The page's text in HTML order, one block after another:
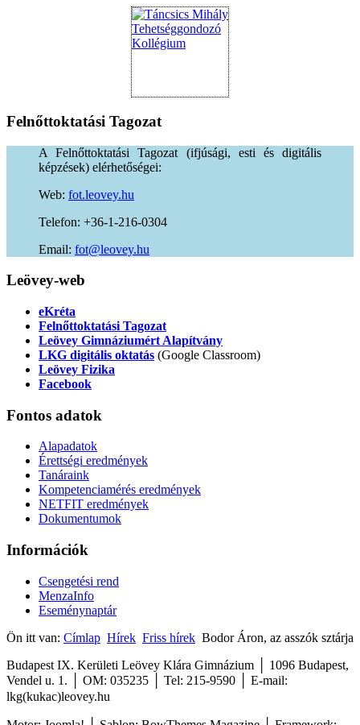
Felnőttoktatási Tagozat
A Felnőttoktatási Tagozat (ifjúsági, esti és digitális
képzések) elérhetőségei:
Web: fot.leovey.hu
Telefon: +36-1-216-0304
Email:
uh.yevoel@t
of
Leövey-web
eKréta
Felnőttoktatási Tagozat
Leövey Gimnáziumért Alapítvány
LKG digitális oktatás (Google Classroom)
Leövey Fizika
Facebook
Fontos adatok
Alapadatok
Érettségi eredmények
Tanáraink
Kompetenciamérés eredmények
NETFIT eredmények
Dokumentumok
Információk
Csengetési rend
MenzaInfo
Eseménynaptár
Ön itt van: Címlap Hírek Friss hírek Bodor Áron, az asszók sztárja
Budapest IX. Kerületi Leövey Klára Gimnázium │ 1096 Budapest,
Vendel u. 1. │ OM: 035235 │ Tel: 215-9590
E-mail:
lkg(kukac)leovey.hu